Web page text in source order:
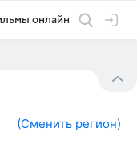
онлайн
(Сменить регион)